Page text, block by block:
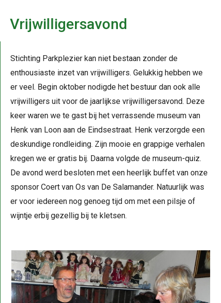
Vrijwilligersavond
Stichting Parkplezier kan niet bestaan zonder de
enthousiaste inzet van vrijwilligers. Gelukkig hebben we
er veel. Begin oktober nodigde het bestuur dan ook alle
vrijwilligers uit voor de jaarlijkse vrijwilligersavond. Deze
keer waren we te gast bij het verrassende museum van
Henk van Loon aan de Eindsestraat. Henk verzorgde een
deskundige rondleiding. Zijn mooie en grappige verhalen
kregen we er gratis bij. Daarna volgde de museum-quiz.
De avond werd besloten met een heerlijk buffet van onze
sponsor Coert van Os van De Salamander. Natuurlijk was
er voor iedereen nog genoeg tijd om met een pilsje of
wijntje erbij gezellig bij te kletsen.